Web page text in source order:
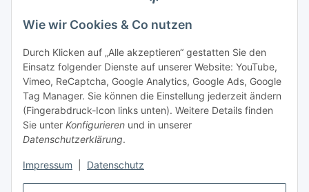
Wie wir Cookies & Co nutzen
Durch Klicken auf „Alle akzeptieren“ gestatten Sie den
Einsatz folgender Dienste auf unserer Website: YouTube,
Vimeo, ReCaptcha, Google Analytics, Google Ads, Google
Tag Manager. Sie können die Einstellung jederzeit ändern
(Fingerabdruck-Icon links unten). Weitere Details finden
Sie unter Konfigurieren und in unserer
Datenschutzerklärung.
Impressum Datenschutz
Vertrag widerrufen